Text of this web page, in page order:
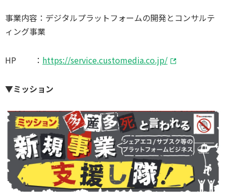
事業内容：デジタルプラットフォームの開発とコンサルテ
ィング事業
HP ： https://service.customedia.co.jp/
▼ミッション